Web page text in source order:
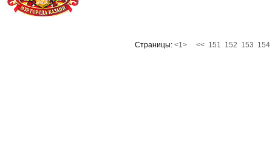
Страницы: <1> << 151 152 153 154